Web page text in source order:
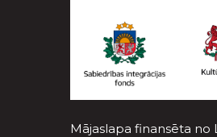
Mājaslapa finansēta no